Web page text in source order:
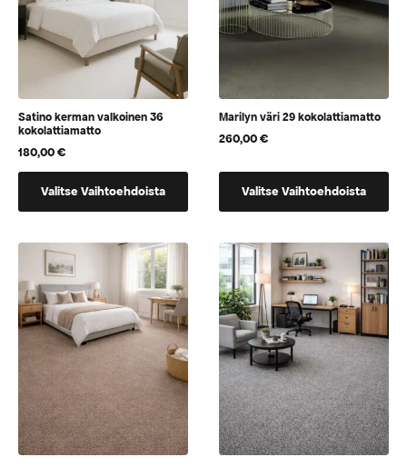
Satino kerman valkoinen 36
kokolattiamatto
180,00€
Valitse Vaihtoehdoista
vaihtoehtoja,
voidaan
valita
tuotteen
Marilyn väri 29 kokolattiamatto
260,00€
Valitse Vaihtoehdoista
vaihtoehtoja,
jotka
voidaan
valita
tuotteen
sivulla